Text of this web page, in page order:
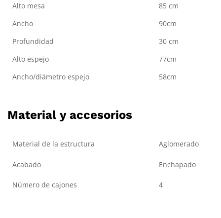
Alto mesa
85 cm
Ancho
90cm
Profundidad
30 cm
Alto espejo
77cm
Ancho/diámetro espejo
58cm
Material y accesorios
Material de la estructura Aglomerado
Acabado Enchapado
Número de cajones 4